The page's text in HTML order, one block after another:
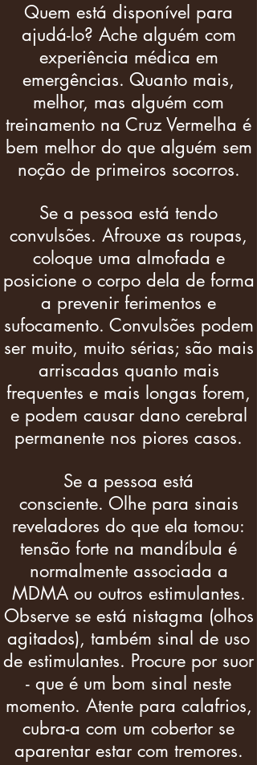
Quem está disponível para
ajudá-lo? Ache alguém com
experiência médica em
emergências. Quanto mais,
melhor, mas alguém com
treinamento na Cruz Vermelha é
bem melhor do que alguém sem
noção de primeiros socorros.
Se a pessoa está tendo
convulsões. Afrouxe as roupas,
coloque uma almofada e
posicione o corpo dela de forma
a prevenir ferimentos e
sufocamento. Convulsões podem
ser muito, muito sérias; são mais
arriscadas quanto mais
frequentes e mais longas forem,
e podem causar dano cerebral
permanente nos piores casos.
Se a pessoa está
consciente. Olhe para sinais
reveladores do que ela tomou:
tensão forte na mandíbula é
normalmente associada a
MDMA ou outros estimulantes.
Observe se está nistagma (olhos
agitados), também sinal de uso
de estimulantes. Procure por suor
- que é um bom sinal neste
momento. Atente para calafrios,
cubra-a com um cobertor se
aparentar estar com tremores.